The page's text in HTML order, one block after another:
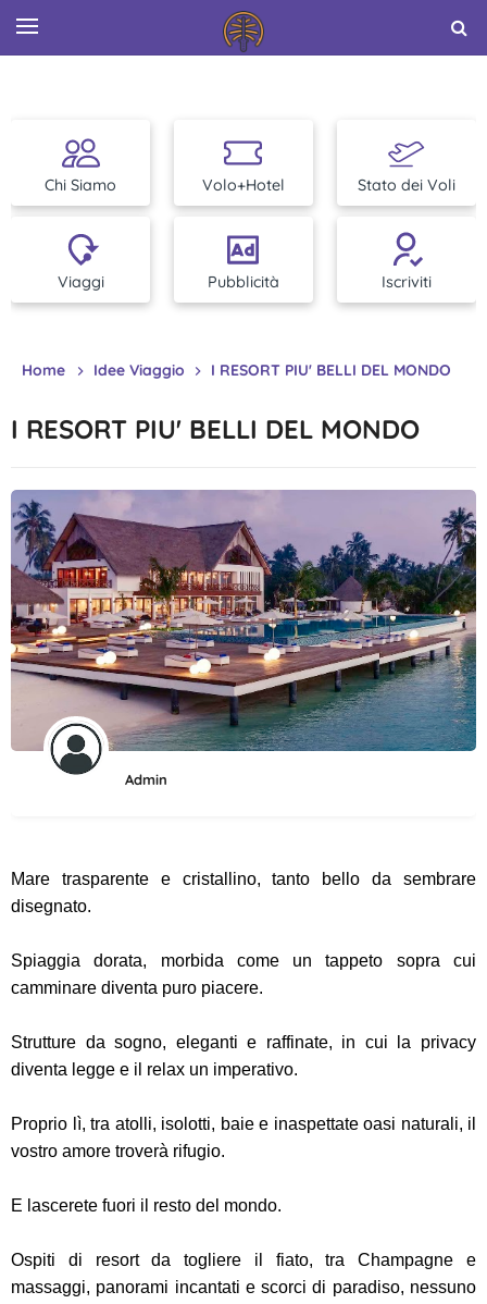
Chi Siamo Volo+Hotel Stato dei Voli
Viaggi Pubblicità Iscriviti
Home Idee Viaggio I RESORT PIU' BELLI DEL MONDO
I RESORT PIU' BELLI DEL MONDO
Admin
Mare trasparente e cristallino, tanto bello da sembrare
disegnato.
Spiaggia dorata, morbida come un tappeto sopra cui
camminare diventa puro piacere.
Strutture da sogno, eleganti e raffinate, in cui la privacy
diventa legge e il relax un imperativo.
Proprio lì, tra atolli, isolotti, baie e inaspettate oasi naturali, il
vostro amore troverà rifugio.
E lascerete fuori il resto del mondo.
Ospiti di resort da togliere il fiato, tra Champagne e
massaggi, panorami incantati e scorci di paradiso, nessuno